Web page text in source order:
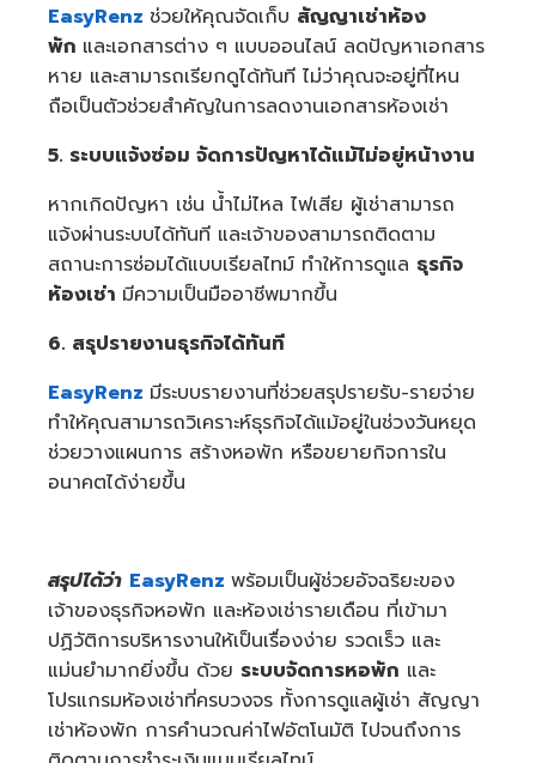
EasyRenz ช่วยให้คุณจัดเก็บ สัญญาเช่าห้อง
พัก และเอกสารต่าง ๆ แบบออนไลน์ ลดปัญหาเอกสาร
หาย และสามารถเรียกดูได้ทันที ไม่ว่าคุณจะอยู่ที่ไหน
ถือเป็นตัวช่วยสำคัญในการลดงานเอกสารห้องเช่า
5. ระบบแจ้งซ่อม จัดการปัญหาได้แม้ไม่อยู่หน้างาน
หากเกิดปัญหา เช่น น้ำไม่ไหล ไฟเสีย ผู้เช่าสามารถ
แจ้งผ่านระบบได้ทันที และเจ้าของสามารถติดตาม
สถานะการซ่อมได้แบบเรียลไทม์ ทำให้การดูแล ธุรกิจ
ห้องเช่า มีความเป็นมืออาชีพมากขึ้น
6. สรุปรายงานธุรกิจได้ทันที
EasyRenz มีระบบรายงานที่ช่วยสรุปรายรับ-รายจ่าย
ทำให้คุณสามารถวิเคราะห์ธุรกิจได้แม้อยู่ในช่วงวันหยุด
ช่วยวางแผนการ สร้างหอพัก หรือขยายกิจการใน
อนาคตได้ง่ายขึ้น
สรุปได้ว่า EasyRenzพร้อมเป็นผู้ช่วยอัจฉริยะของ
เจ้าของธุรกิจหอพัก และห้องเช่ารายเดือน ที่เข้ามา
ปฏิวัติการบริหารงานให้เป็นเรื่องง่าย รวดเร็ว และ
แม่นยำมากยิ่งขึ้น ด้วย ระบบจัดการหอพัก และ
โปรแกรมห้องเช่าที่ครบวงจร ทั้งการดูแลผู้เช่า สัญญา
เช่าห้องพัก การคำนวณค่าไฟอัตโนมัติ ไปจนถึงการ